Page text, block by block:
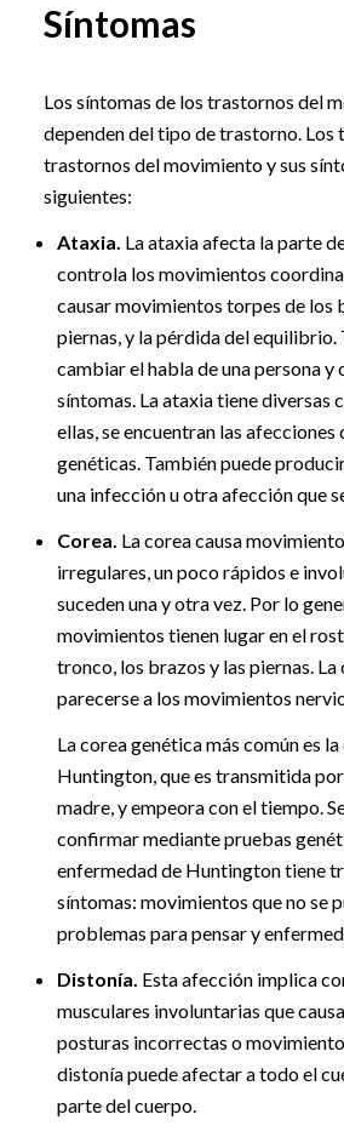
Síntomas
Los síntomas de los trastornos del
dependen del tipo de trastorno. Los
trastornos del movimiento y sus
siguientes:
Ataxia. La ataxia afecta la parte
controla los movimientos
causar movimientos torpes de los
piernas, y la pérdida del equilibrio.
cambiar el habla de una persona y
síntomas. La ataxia tiene diversas
ellas, se encuentran las
genéticas. También puede
una infección u otra afección que
Corea. La corea causa
irregulares, un poco rápidos e
suceden una y otra vez. Por lo
movimientos tienen lugar en el
tronco, los brazos y las piernas. La
parecerse a los movimientos
La corea genética más común es
Huntington, que es transmitida
madre, y empeora con el tiempo.
confirmar mediante pruebas
enfermedad de Huntington tiene
síntomas: movimientos que no se
problemas para pensar y
Distonía. Esta afección implica
musculares involuntarias que
posturas incorrectas o
distonía puede afectar a todo el
parte del cuerpo.